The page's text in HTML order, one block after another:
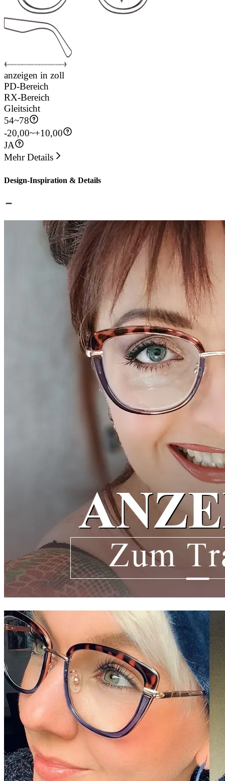
anzeigen in zoll
PD-Bereich
RX-Bereich
Gleitsicht
54~78
-20,00~+10,00
JA
Mehr Details
Design-Inspiration & Details